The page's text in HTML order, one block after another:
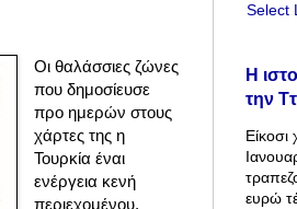
Οι θαλάσσιες ζώνες
που δημοσίευσε
προ ημερών στους
χάρτες της η
Τουρκία έναι
ενέργεια κενή
περιεχομένου,
Select
Η
την
Είκοσι
ευρώ